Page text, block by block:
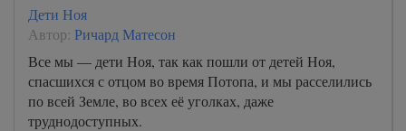
Дети Ноя
Автор: Ричард Матесон
Все мы — дети Ноя, так как пошли от детей Ноя,
спасшихся с отцом во время Потопа, и мы расселились
по всей Земле, во всех её уголках, даже
труднодоступных.